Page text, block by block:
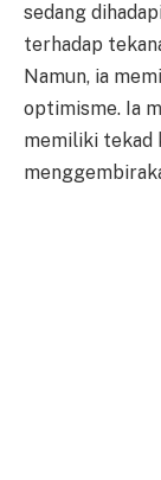
sedang
terhadap
Namun, ia
optimisme. Ia
memiliki tekad